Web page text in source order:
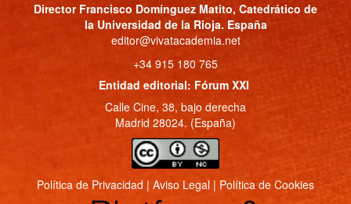
Director Francisco Domínguez Matito, Catedrático de
la Universidad de la Rioja. España
editor@vivatacademia.net
+34 915 180 765
Entidad editorial: Fórum XXI
Calle Cine, 38, bajo derecha
Madrid 28024. (España)
Política de Privacidad | Aviso Legal | Política de Cookies